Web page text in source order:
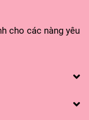
cho các nàng yêu